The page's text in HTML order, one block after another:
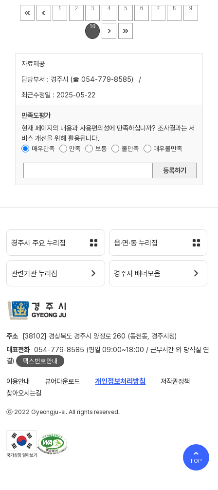
1 2 3 4 5 6 7 8 9
10
자료제공
담당부서 : 경주시 (☎ 054-779-8585)
/
최근수정일 : 2025-05-22
만족도평가
현재 페이지의 내용과 사용편의성에 만족하십니까? 조사결과는 서
비스 개선을 위해 활용됩니다.
매우만족 만족 보통 불만족 매우불만족
등록하기
경주시 주요 누리집 읍·면·동 누리집
관련기관 누리집 경주시 배너모음
주소 [38102] 경상북도 경주시 양정로 260 (동천동, 경주시청)
대표전화 054-779-8585 (평일 09:00~18:00 / 근무시간 외 당직실 연
결)
팩스번호안내
이용안내 뷰어다운로드 개인정보처리방침
저작권정책
찾아오시는길
ⓒ 2022 Gyeongju-si. All rights reserved.
TOP